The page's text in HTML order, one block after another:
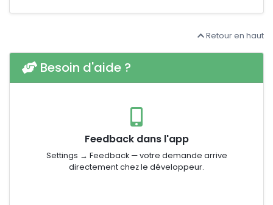
Retour en haut
Besoin d'aide ?
Feedback dans l'app
Settings → Feedback — votre demande arrive
directement chez le développeur.